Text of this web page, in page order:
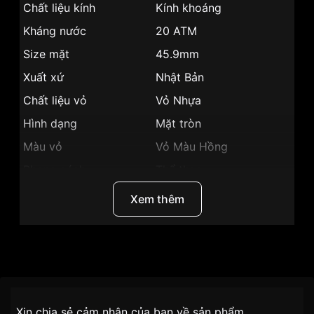
Chất liệu kính
Kính khoáng
Kháng nước
20 ATM
Size mặt
45.9mm
Xuất xứ
Nhật Bản
Chất liệu vỏ
Vỏ Nhựa
Hình dạng
Mặt tròn
Màu vỏ
Vỏ Màu Hồng
Thể thao
15.8mm
Xem thêm